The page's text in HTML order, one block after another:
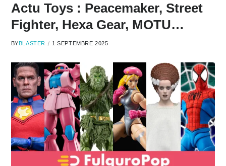
Actu Toys : Peacemaker, Street
Fighter, Hexa Gear, MOTU…
BY BLASTER 1 SEPTEMBRE 2025